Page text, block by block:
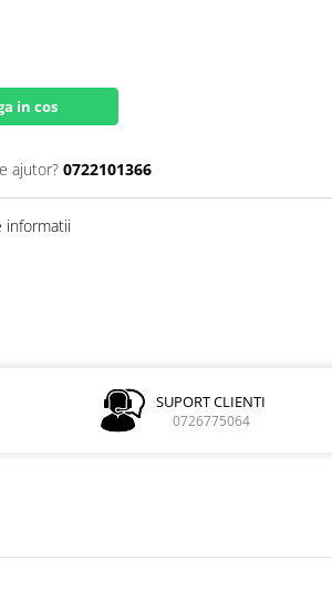
in cos
ajutor? 0722101366
informatii
SUPORT CLIENTI
0726775064